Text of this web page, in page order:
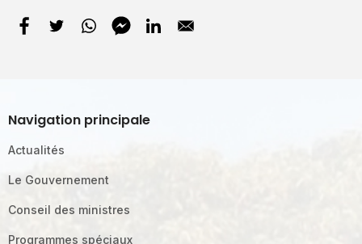
Navigation principale
Actualités
Le Gouvernement
Conseil des ministres
Programmes spéciaux